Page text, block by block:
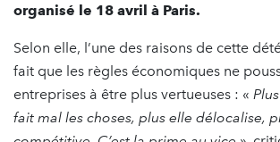
organisé le 18 avril à Paris.
Selon elle, l’une des raisons de cette
fait que les règles économiques ne
entreprises à être plus vertueuses : «
fait mal les choses, plus elle délocalise,